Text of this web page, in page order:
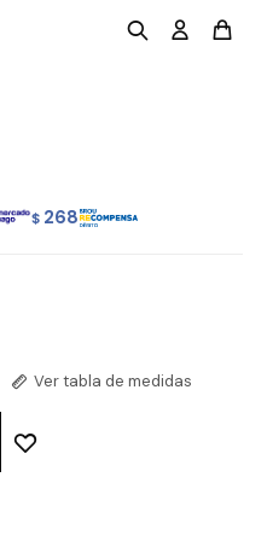
$ 268
Ver tabla de medidas